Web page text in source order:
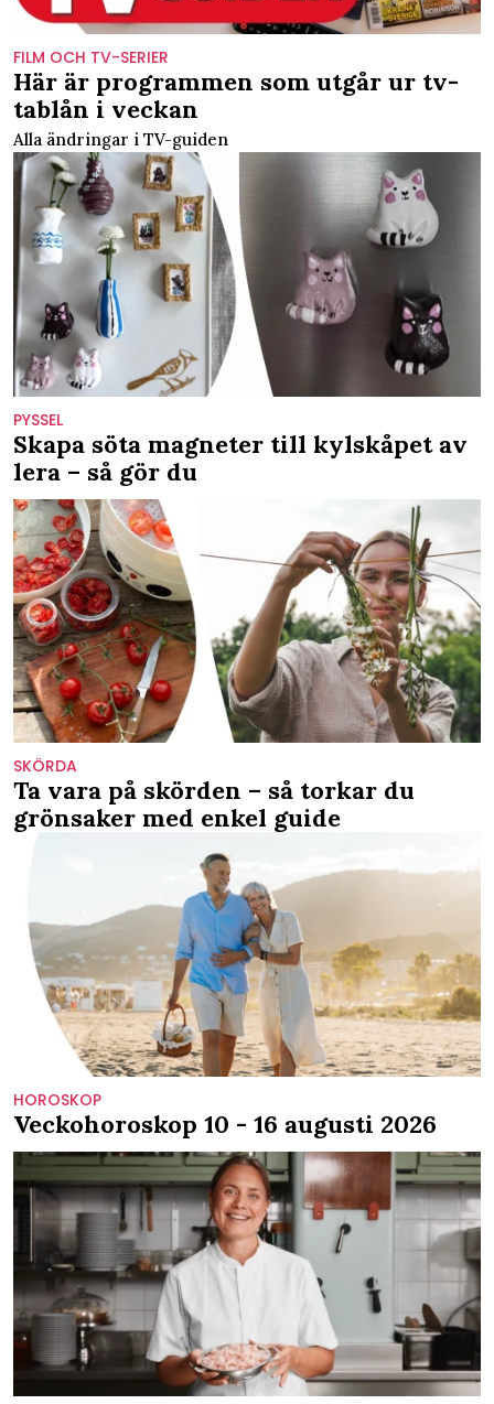
FILM OCH TV-SERIER
Här är programmen som utgår ur tv-
tablån i veckan
Alla ändringar i TV-guiden
PYSSEL
Skapa söta magneter till kylskåpet av
lera – så gör du
SKÖRDA
Ta vara på skörden – så torkar du
grönsaker med enkel guide
HOROSKOP
Veckohoroskop 10 - 16 augusti 2026